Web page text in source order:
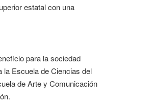
estatal con una
para la sociedad
la Escuela de Ciencias del
de Arte y Comunicación